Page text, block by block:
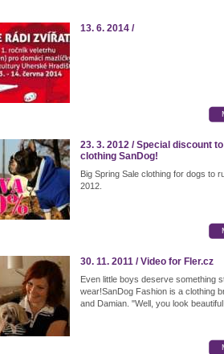
13. 6. 2014 /
23. 3. 2012 / Special discount
clothing SanDog!
Big Spring Sale clothing for dogs to
2012.
30. 11. 2011 / Video for Fler.cz
Even little boys deserve something
wear!SanDog Fashion is a clothing
and Damian. "Well, you look